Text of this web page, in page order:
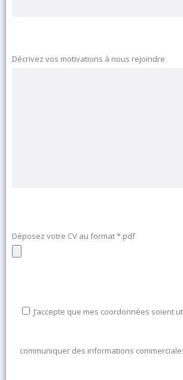
Décrivez vos motivations à nous rejoindre
Déposez votre CV au format *.pdf
J’accepte que mes coordonnées soient
communiquer des informations